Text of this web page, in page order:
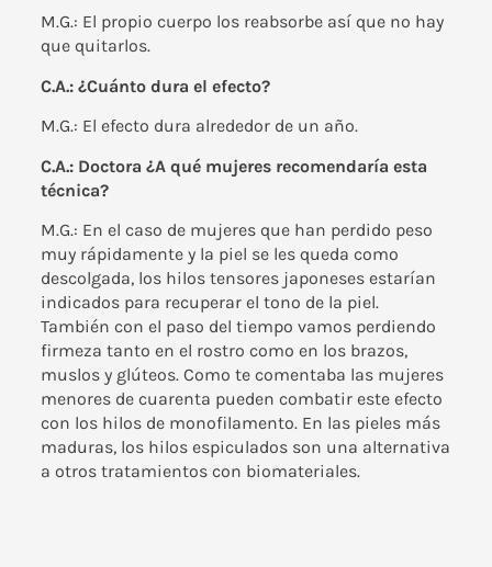
M.G.: El propio cuerpo los reabsorbe así que no hay
que quitarlos.
C.A.: ¿Cuánto dura el efecto?
M.G.: El efecto dura alrededor de un año.
C.A.: Doctora ¿A qué mujeres recomendaría esta
técnica?
M.G.: En el caso de mujeres que han perdido peso
muy rápidamente y la piel se les queda como
descolgada, los hilos tensores japoneses estarían
indicados para recuperar el tono de la piel.
También con el paso del tiempo vamos perdiendo
firmeza tanto en el rostro como en los brazos,
muslos y glúteos. Como te comentaba las mujeres
menores de cuarenta pueden combatir este efecto
con los hilos de monofilamento. En las pieles más
maduras, los hilos espiculados son una alternativa
a otros tratamientos con biomateriales.